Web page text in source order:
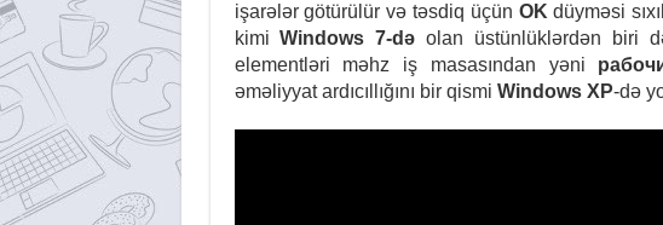
işarələr götürülür və təsdiq üçün OK düyməsi
kimi Windows 7-də olan üstünlüklərdən biri
elementləri məhz iş masasından yəni
əməliyyat ardıcıllığını bir qismi Windows XP-də